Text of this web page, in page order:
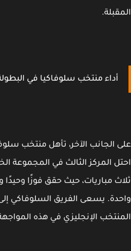
أداء منتخب سلوفاكيا في البطولة
مباريات، حيث حقق فوزًا وحيدًا
يسعى الفريق السلوفاكي إلى
الإنجليزي في هذه المواجهة